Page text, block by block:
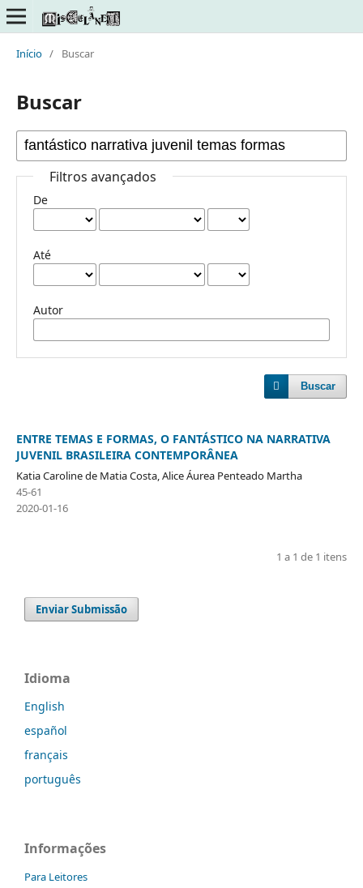
Início / Buscar
Buscar
Filtros avançados
De
Até
Autor
Buscar
ENTRE TEMAS E FORMAS, O FANTÁSTICO NA NARRATIVA
JUVENIL BRASILEIRA CONTEMPORÂNEA
Katia Caroline de Matia Costa, Alice Áurea Penteado Martha
45-61
2020-01-16
1 a 1 de 1 itens
Enviar Submissão
Idioma
English
español
français
português
Informações
Para Leitores